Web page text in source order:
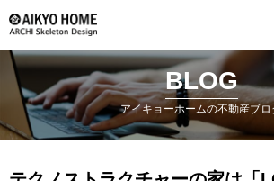
BLOG
アイキョーホームの不動産ブロ